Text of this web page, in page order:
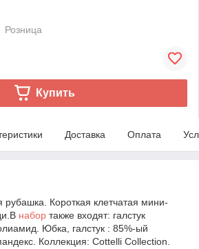
Розница
Купить
Доставка Оплата
рубашка. Короткая клетчатая мини-
набор также входят: галстук
Юбка, галстук : 85%-ый
Коллекция: Cottelli Collection.